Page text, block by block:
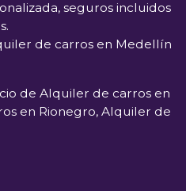
seguros incluidos
de carros en Medellín
de Alquiler de carros en
en Rionegro, Alquiler de